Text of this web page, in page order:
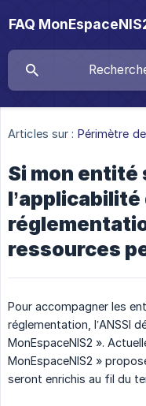
FAQ
Articles sur : Périmètre
Si mon entité
l’applicabilité
ressources
Pour accompagner les
réglementation, l’ANSSI
MonEspaceNIS2 ».
MonEspaceNIS2 »
seront enrichis au fil du